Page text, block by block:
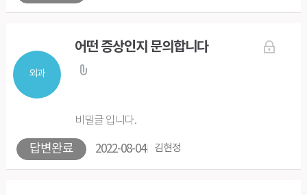
외과
어떤 증상인지 문의합니다
답변완료
비밀글 입니다.
2022-08-04 김현정